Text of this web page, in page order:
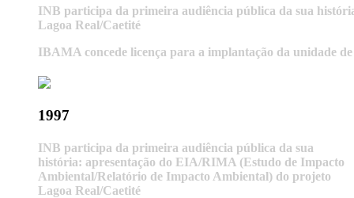
INB participa da primeira audiência pública da sua
Lagoa Real/Caetité
IBAMA concede licença para a implantação da unidade
1997
INB participa da primeira audiência pública da sua
história: apresentação do EIA/RIMA (Estudo de Impacto
Ambiental/Relatório de Impacto Ambiental) do projeto
Lagoa Real/Caetité